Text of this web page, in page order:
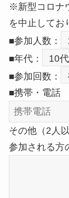
※新型コロナ
を中止してお
■参加人数：
■年代：
■参加回数：
■携帯・電話
その他（2人
参加される方